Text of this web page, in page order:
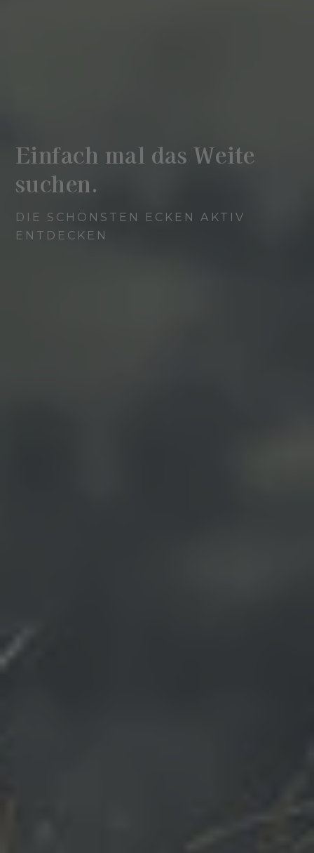
Einfach mal das Weite
suchen.
DIE SCHÖNSTEN ECKEN AKTIV
ENTDECKEN